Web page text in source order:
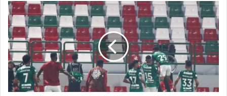
الاتفاق
بعشرة
لاعبين
ينتزع
التعادل
2-
الحزم